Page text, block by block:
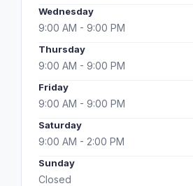
Wednesday
9:00 AM - 9:00 PM
Thursday
9:00 AM - 9:00 PM
Friday
9:00 AM - 9:00 PM
Saturday
9:00 AM - 2:00 PM
Sunday
Closed